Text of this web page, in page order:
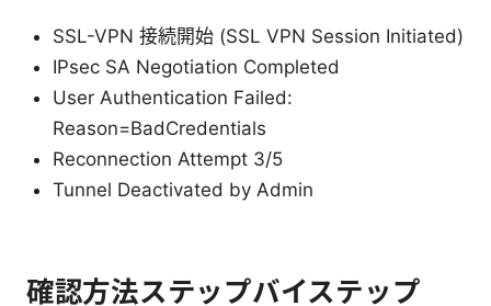
SSL-VPN 接続開始 (SSL VPN Session Initiated)
IPsec SA Negotiation Completed
User Authentication Failed:
Reason=BadCredentials
Reconnection Attempt 3/5
Tunnel Deactivated by Admin
確認方法ステップバイステップ